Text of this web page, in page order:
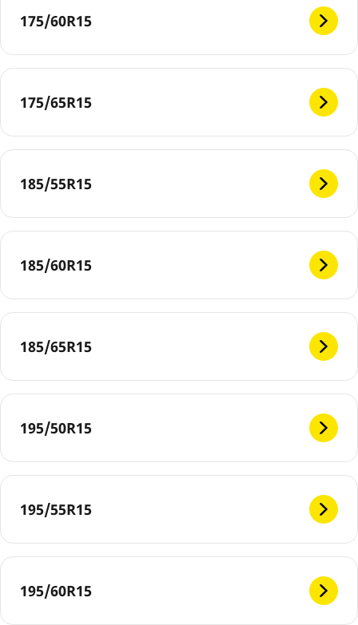
175/60R15
175/65R15
185/55R15
185/60R15
185/65R15
195/50R15
195/55R15
195/60R15